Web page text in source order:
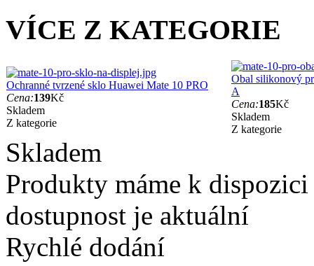
VÍCE Z KATEGORIE
Ochranné tvrzené sklo Huawei Mate 10 PRO
Cena:139Kč
Skladem
Z kategorie
Obal silikonový
A
Cena:185Kč
Skladem
Z kategorie
Skladem
Produkty máme k
dostupnost je aktuální
Rychlé dodání